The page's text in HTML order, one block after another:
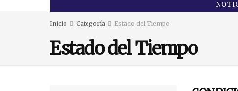
Inicio Categoría Estado del Tiempo
Estado del Tiempo